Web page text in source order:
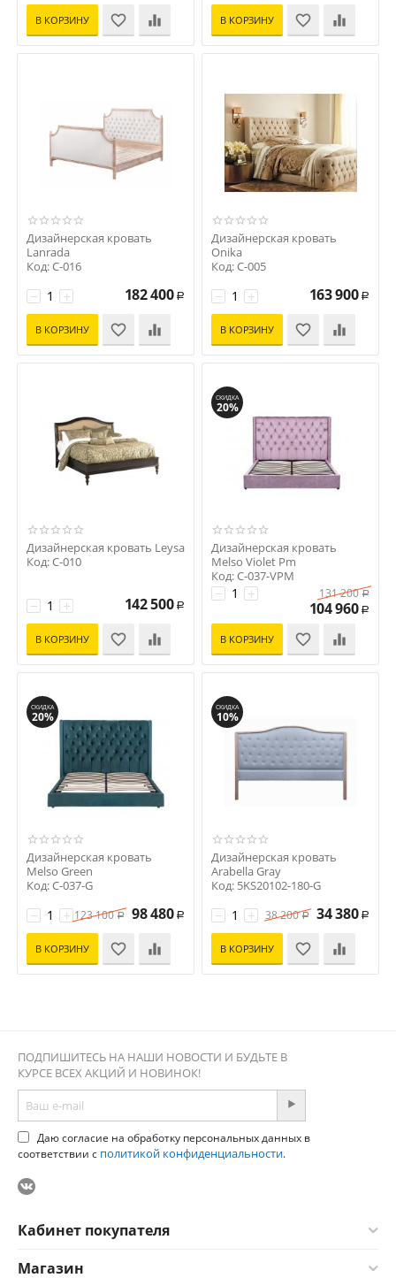
В КОРЗИНУ В КОРЗИНУ
Дизайнерская кровать
Lanrada
Код: C-016
+
− 182 400 Р
В КОРЗИНУ
Дизайнерская кровать
Onika
Код: C-005
+
− 163 900 Р
В КОРЗИНУ
Дизайнерская кровать Leysa
Код: C-010
+
− 142 500 Р
В КОРЗИНУ
СКИДКА
20%
Дизайнерская кровать
Melso Violet Pm
Код: C-037-VPM
+
− 131 200 Р
104 960 Р
В КОРЗИНУ
СКИДКА
20%
Дизайнерская кровать
Melso Green
Код: C-037-G
+
− 123 100 Р 98 480 Р
В КОРЗИНУ
СКИДКА
10%
Дизайнерская кровать
Arabella Gray
Код: 5KS20102-180-G
+
− 38 200 Р 34 380 Р
В КОРЗИНУ
ПОДПИШИТЕСЬ НА НАШИ НОВОСТИ И БУДЬТЕ В
КУРСЕ ВСЕХ АКЦИЙ И НОВИНОК!
Даю согласие на обработку персональных данных в
соответствии с политикой конфиденциальности.
Кабинет покупателя
Магазин